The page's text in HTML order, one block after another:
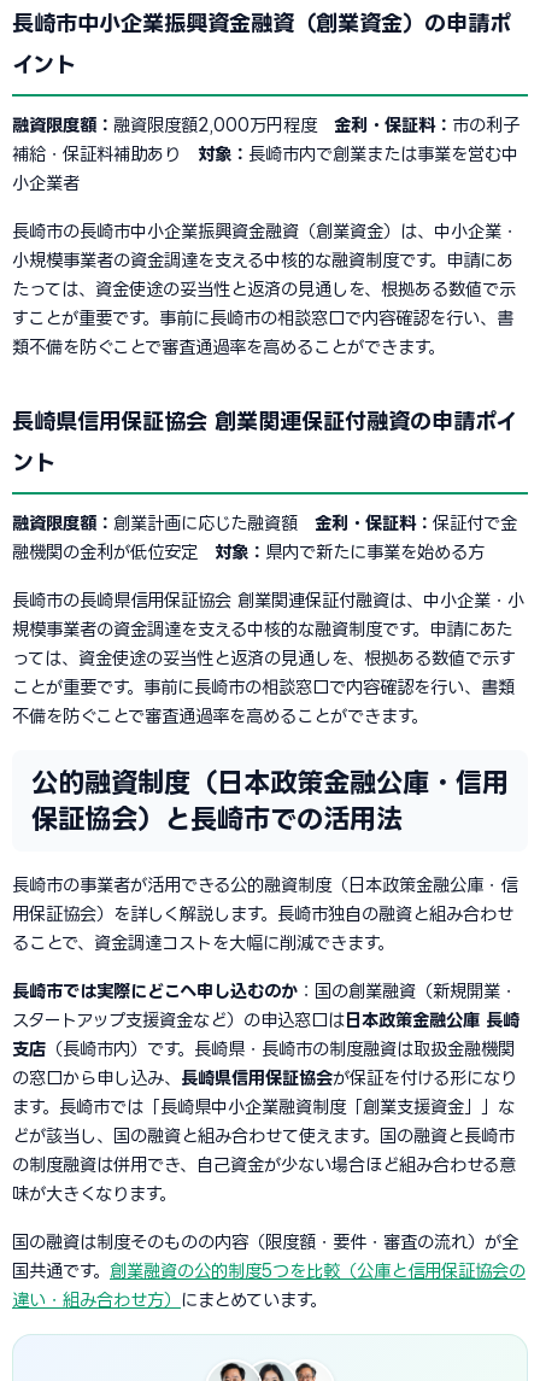
長崎市中小企業振興資金融資（創業資金）の申請ポ
イント
融資限度額： 融資限度額2,000万円程度 金利・保証料： 市の利子
補給・保証料補助あり 対象： 長崎市内で創業または事業を営む中
小企業者
長崎市の長崎市中小企業振興資金融資（創業資金）は、中小企業・
小規模事業者の資金調達を支える中核的な融資制度です。申請にあ
たっては、資金使途の妥当性と返済の見通しを、根拠ある数値で示
すことが重要です。事前に長崎市の相談窓口で内容確認を行い、書
類不備を防ぐことで審査通過率を高めることができます。
長崎県信用保証協会 創業関連保証付融資の申請ポイ
ント
融資限度額： 創業計画に応じた融資額 金利・保証料： 保証付で金
融機関の金利が低位安定 対象： 県内で新たに事業を始める方
長崎市の長崎県信用保証協会 創業関連保証付融資は、中小企業・小
規模事業者の資金調達を支える中核的な融資制度です。申請にあた
っては、資金使途の妥当性と返済の見通しを、根拠ある数値で示す
ことが重要です。事前に長崎市の相談窓口で内容確認を行い、書類
不備を防ぐことで審査通過率を高めることができます。
公的融資制度（日本政策金融公庫・信用
保証協会）と長崎市での活用法
長崎市の事業者が活用できる公的融資制度（日本政策金融公庫・信
用保証協会）を詳しく解説します。長崎市独自の融資と組み合わせ
ることで、資金調達コストを大幅に削減できます。
長崎市では実際にどこへ申し込むのか ：国の創業融資（新規開業・
スタートアップ支援資金など）の申込窓口は 日本政策金融公庫 長崎
支店 （長崎市内）です。長崎県・長崎市の制度融資は取扱金融機関
の窓口から申し込み、 長崎県信用保証協会が保証を付ける形になり
ます。長崎市では「長崎県中小企業融資制度「創業支援資金」」な
どが該当し、国の融資と組み合わせて使えます。国の融資と長崎市
の制度融資は併用でき、自己資金が少ない場合ほど組み合わせる意
味が大きくなります。
国の融資は制度そのものの内容（限度額・要件・審査の流れ）が全
国共通です。 創業融資の公的制度5つを比較（公庫と信用保証協会の
違い・組み合わせ方） にまとめています。